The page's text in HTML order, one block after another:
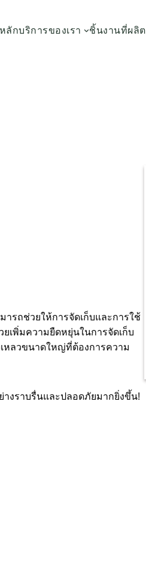
ลักบริการของเรา ชิ้นงานที่ผลิต
รถช่วยให้การจัดเก็บและการใช้
เพิ่มความยืดหยุ่นในการจัดเก็บ
หลวขนาดใหญ่ที่ต้องการความ
างราบรื่นและปลอดภัยมากยิ่งขึ้น!